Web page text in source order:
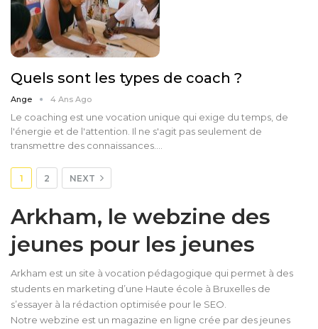
Quels sont les types de coach ?
Ange 4 Ans Ago
Le coaching est une vocation unique qui exige du temps, de
l'énergie et de l'attention. Il ne s'agit pas seulement de
transmettre des connaissances.…
1 2 NEXT
Arkham, le webzine des
jeunes pour les jeunes
Arkham est un site à vocation pédagogique qui permet à des
students en marketing d’une Haute école à Bruxelles de
s’essayer à la rédaction optimisée pour le SEO.
Notre webzine est un magazine en ligne crée par des jeunes